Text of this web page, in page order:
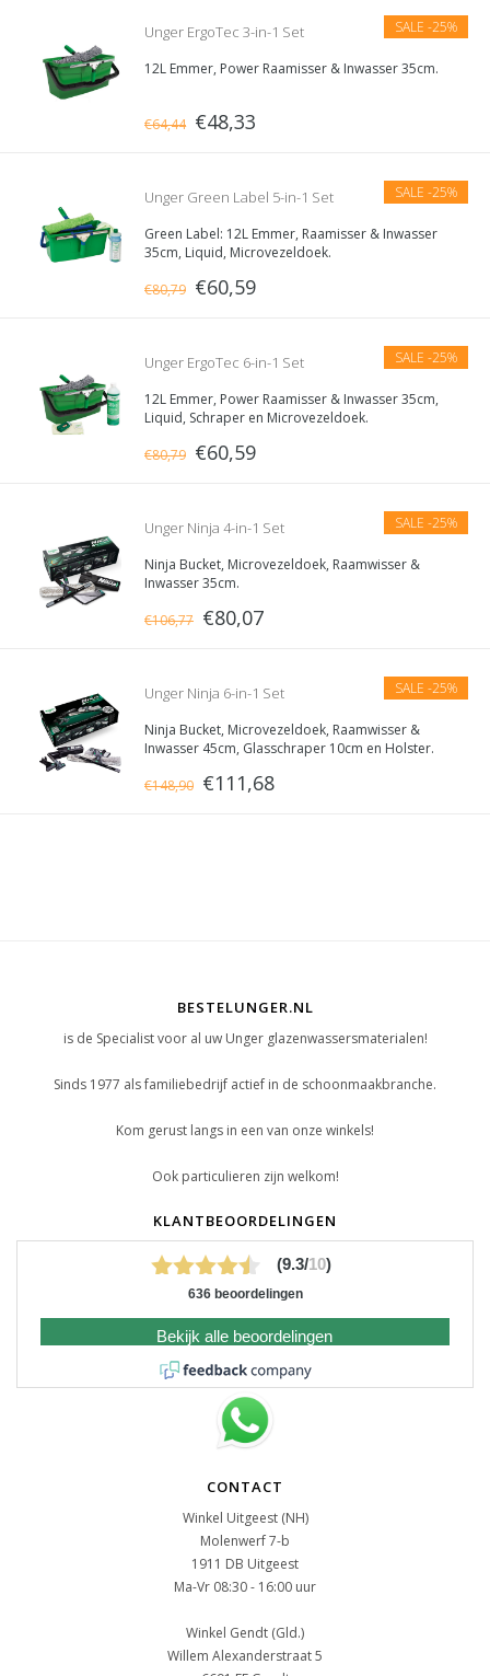
SALE -25%
Unger ErgoTec 3-in-1 Set
12L Emmer, Power Raamisser & Inwasser 35cm.
€64,44 €48,33
SALE -25%
Unger Green Label 5-in-1 Set
Green Label: 12L Emmer, Raamisser & Inwasser
35cm, Liquid, Microvezeldoek.
€80,79 €60,59
SALE -25%
Unger ErgoTec 6-in-1 Set
12L Emmer, Power Raamisser & Inwasser 35cm,
Liquid, Schraper en Microvezeldoek.
€80,79 €60,59
SALE -25%
Unger Ninja 4-in-1 Set
Ninja Bucket, Microvezeldoek, Raamwisser &
Inwasser 35cm.
€106,77 €80,07
SALE -25%
Unger Ninja 6-in-1 Set
Ninja Bucket, Microvezeldoek, Raamwisser &
Inwasser 45cm, Glasschraper 10cm en Holster.
€148,90 €111,68
BESTELUNGER.NL
is de Specialist voor al uw Unger glazenwassersmaterialen!
Sinds 1977 als familiebedrijf actief in de schoonmaakbranche.
Kom gerust langs in een van onze winkels!
Ook particulieren zijn welkom!
KLANTBEOORDELINGEN
(9.3/10)
636 beoordelingen
Bekijk alle beoordelingen
CONTACT
Winkel Uitgeest (NH)
Molenwerf 7-b
1911 DB Uitgeest
Ma-Vr 08:30 - 16:00 uur
Winkel Gendt (Gld.)
Willem Alexanderstraat 5